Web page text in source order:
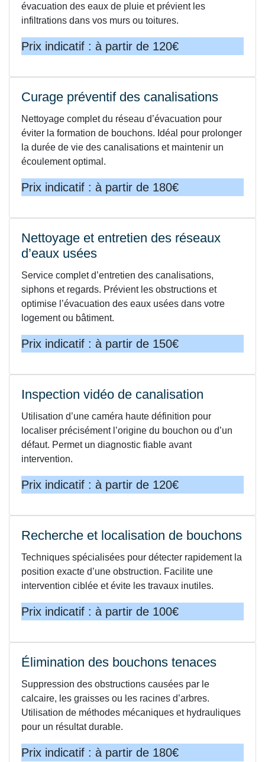
évacuation des eaux de pluie et prévient les
infiltrations dans vos murs ou toitures.
Prix indicatif : à partir de 120€
Curage préventif des canalisations
Nettoyage complet du réseau d’évacuation pour
éviter la formation de bouchons. Idéal pour prolonger
la durée de vie des canalisations et maintenir un
écoulement optimal.
Prix indicatif : à partir de 180€
Nettoyage et entretien des réseaux
d’eaux usées
Service complet d’entretien des canalisations,
siphons et regards. Prévient les obstructions et
optimise l’évacuation des eaux usées dans votre
logement ou bâtiment.
Prix indicatif : à partir de 150€
Inspection vidéo de canalisation
Utilisation d’une caméra haute définition pour
localiser précisément l’origine du bouchon ou d’un
défaut. Permet un diagnostic fiable avant
intervention.
Prix indicatif : à partir de 120€
Recherche et localisation de bouchons
Techniques spécialisées pour détecter rapidement la
position exacte d’une obstruction. Facilite une
intervention ciblée et évite les travaux inutiles.
Prix indicatif : à partir de 100€
Élimination des bouchons tenaces
Suppression des obstructions causées par le
calcaire, les graisses ou les racines d’arbres.
Utilisation de méthodes mécaniques et hydrauliques
pour un résultat durable.
Prix indicatif : à partir de 180€